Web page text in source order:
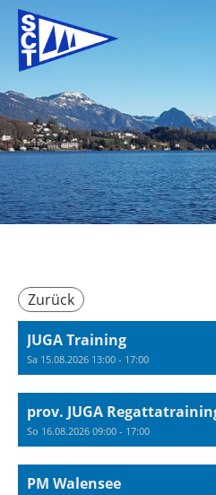
Zurück
JUGA Training
Sa 15.08.2026 13:00 - 17:00
prov. JUGA
So 16.08.2026 09:00 - 17:00
PM Walensee